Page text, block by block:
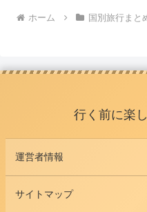
ホーム 国別旅行まと
行く前に楽
運営者情報
サイトマップ